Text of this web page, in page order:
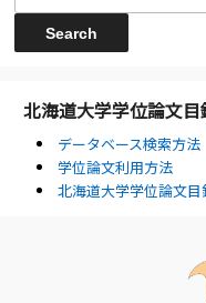
北海道大学学位論文
データベース検索方法
学位論文利用方法
北海道大学学位論文